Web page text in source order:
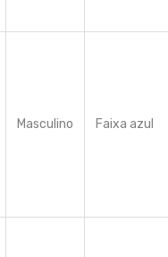
Masculino Faixa azul